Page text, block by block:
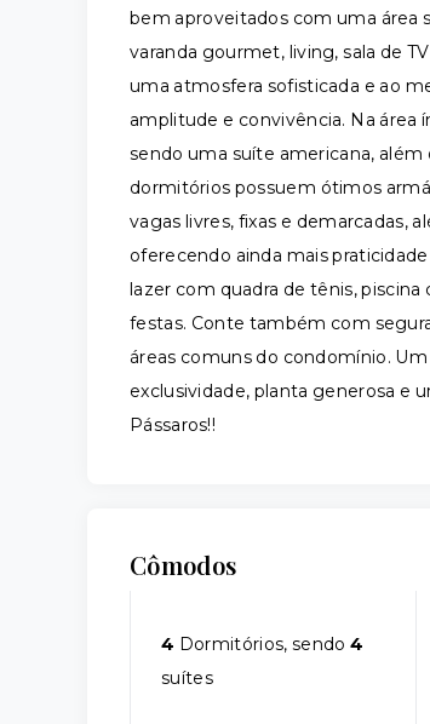
bem aproveitados com uma área
varanda gourmet, living, sala de
uma atmosfera sofisticada e ao
amplitude e convivência. Na
sendo uma suíte americana,
dormitórios possuem ótimos
vagas livres, fixas e demarcadas,
oferecendo ainda mais
lazer com quadra de tênis, piscina
festas. Conte também com
áreas comuns do condomínio.
exclusividade, planta generosa e
Pássaros!!
Cômodos
4 Dormitórios, sendo4
suítes